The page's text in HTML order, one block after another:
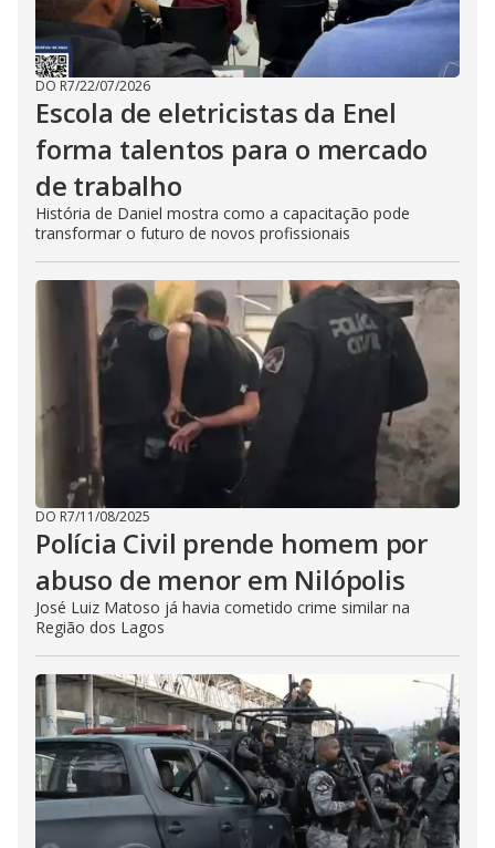
DO R7/22/07/2026
Escola de eletricistas da Enel
forma talentos para o mercado
de trabalho
História de Daniel mostra como a capacitação pode
transformar o futuro de novos profissionais
DO R7/11/08/2025
Polícia Civil prende homem por
abuso de menor em Nilópolis
José Luiz Matoso já havia cometido crime similar na
Região dos Lagos